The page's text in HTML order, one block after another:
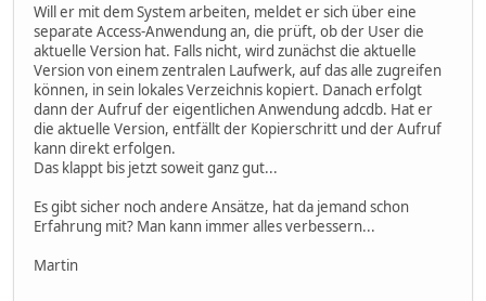
Will er mit dem System arbeiten, meldet er sich über eine
separate Access-Anwendung an, die prüft, ob der User die
aktuelle Version hat. Falls nicht, wird zunächst die aktuelle
Version von einem zentralen Laufwerk, auf das alle zugreifen
können, in sein lokales Verzeichnis kopiert. Danach erfolgt
dann der Aufruf der eigentlichen Anwendung adcdb. Hat er
die aktuelle Version, entfällt der Kopierschritt und der Aufruf
kann direkt erfolgen.
Das klappt bis jetzt soweit ganz gut...
Es gibt sicher noch andere Ansätze, hat da jemand schon
Erfahrung mit? Man kann immer alles verbessern...
Martin